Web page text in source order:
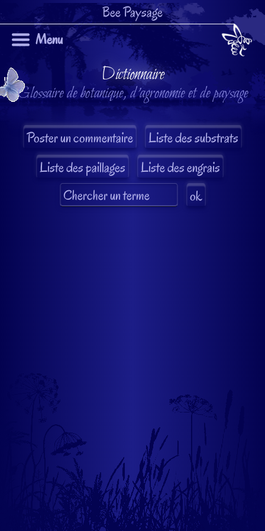
Bee Paysage
Menu
Dictionnaire
Glossaire de botanique, d'agronomie et de paysage
Liste des substrats
Liste des paillages
Liste des engrais